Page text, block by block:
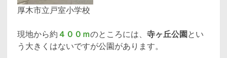
厚木市立戸室小学校
現地から約 ４００ｍのところには、 寺ヶ丘公園 とい
う大きくはないですが公園があります。